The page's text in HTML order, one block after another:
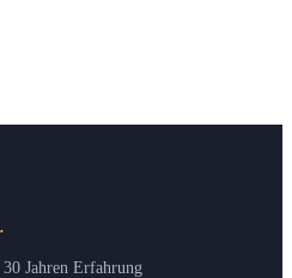
Jahren Erfahrung